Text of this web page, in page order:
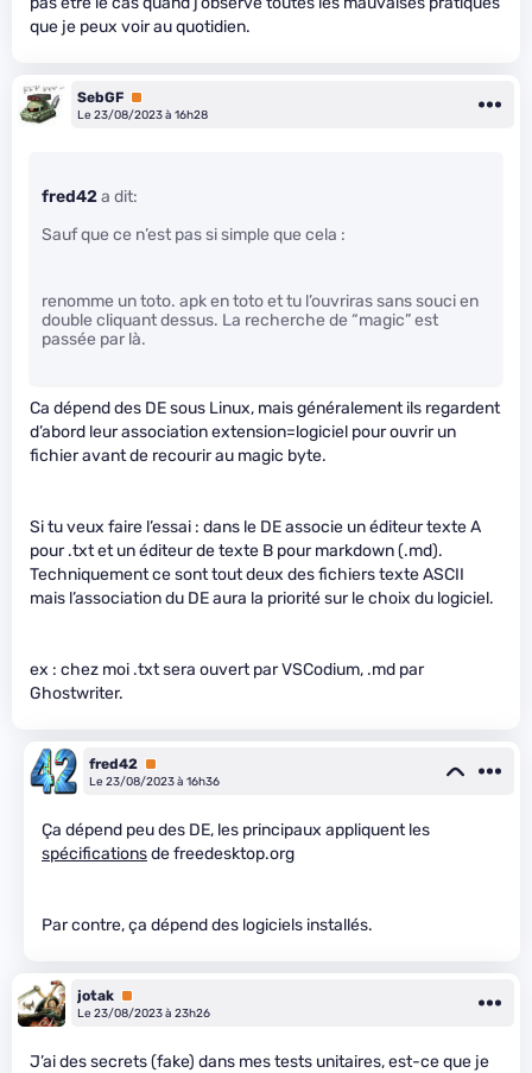
que je peux voir au quotidien.
SebGF Premium
Le 23/08/2023 à 16h28
fred42a dit:
Sauf que ce n’est pas si simple que cela :
renomme un toto. apk en toto et tu l’ouvriras sans souci en
double cliquant dessus. La recherche de “magic” est
passée par là.
Ca dépend des DE sous Linux, mais généralement ils regardent
d’abord leur association extension=logiciel pour ouvrir un
fichier avant de recourir au magic byte.
Si tu veux faire l’essai : dans le DE associe un éditeur texte A
pour .txt et un éditeur de texte B pour markdown (.md).
Techniquement ce sont tout deux des fichiers texte ASCII
mais l’association du DE aura la priorité sur le choix du logiciel.
ex : chez moi .txt sera ouvert par VSCodium, .md par
Ghostwriter.
fred42 Premium
Le 23/08/2023 à 16h36
Ça dépend peu des DE, les principaux appliquent les
spécificationsde freedesktop.org
Par contre, ça dépend des logiciels installés.
jotak Premium
Le 23/08/2023 à 23h26
J’ai des secrets (fake) dans mes tests unitaires, est-ce que je